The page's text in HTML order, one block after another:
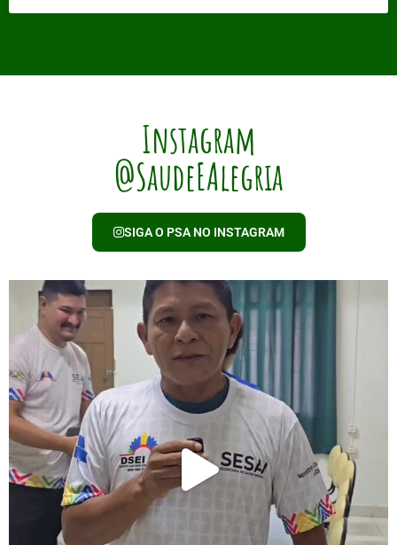
Instagram
@SaudeEAlegria
SIGA O PSA NO INSTAGRAM